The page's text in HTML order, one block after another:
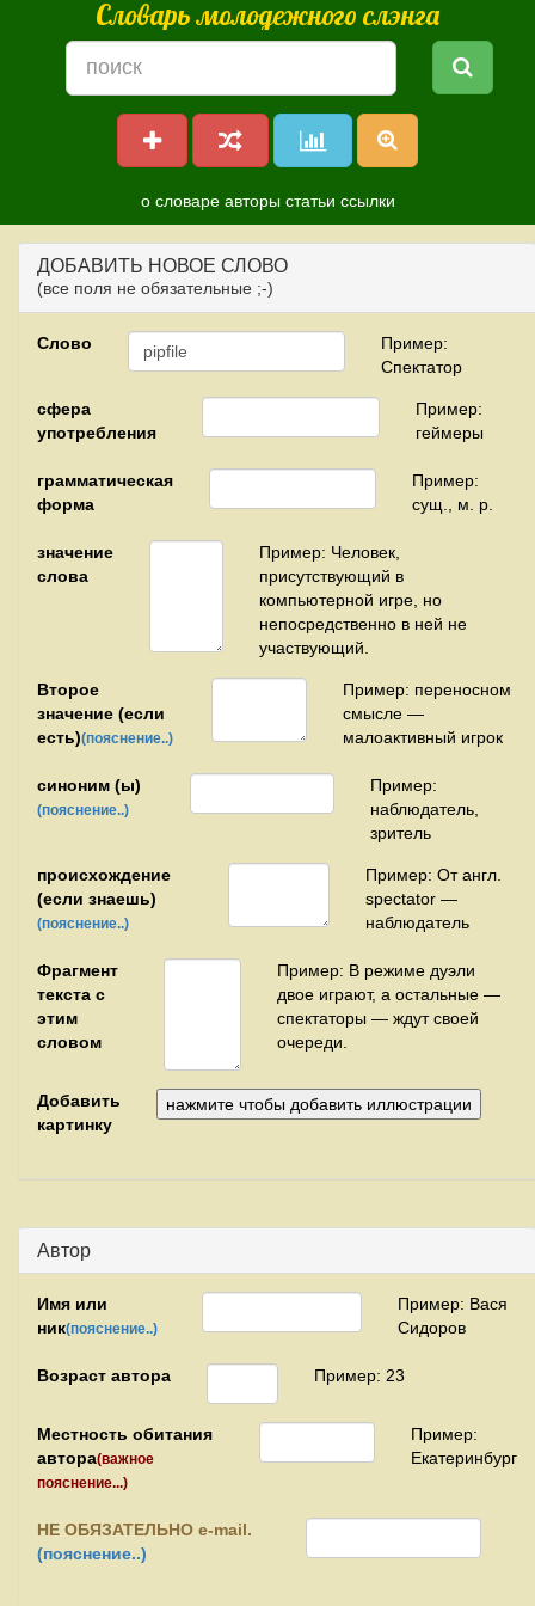
Словарь молодежного слэнга
о словаре авторы статьи ссылки
ДОБАВИТЬ НОВОЕ СЛОВО
(все поля не обязательные ;-)
Слово
Пример:
Спектатор
сфера
употребления
Пример:
геймеры
грамматическая
форма
Пример:
сущ., м. р.
значение
слова
Пример: Человек,
присутствующий в
компьютерной игре, но
непосредственно в ней не
участвующий.
Второе
значение (если
есть)(пояснение..)
Пример: переносном
смысле —
малоактивный игрок
синоним (ы)
(пояснение..)
Пример:
наблюдатель,
зритель
происхождение
(если знаешь)
(пояснение..)
Пример: От англ.
spectator —
наблюдатель
Фрагмент
текста с
этим
словом
Пример: В режиме дуэли
двое играют, а остальные —
спектаторы — ждут своей
очереди.
Добавить
картинку
Автор
Имя или
ник(пояснение..)
Пример: Вася
Сидоров
Возраст автора Пример: 23
Местность обитания
автора(важное
пояснение...)
Пример:
Екатеринбург
НЕ ОБЯЗАТЕЛЬНО e-mail.
(пояснение..)